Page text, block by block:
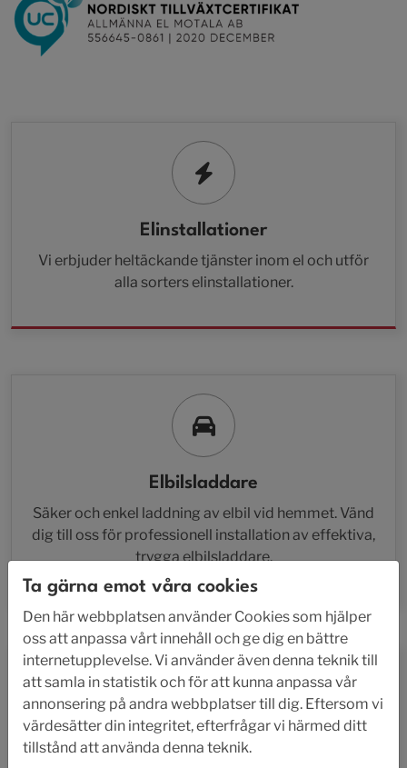
Elinstallationer
Vi erbjuder heltäckande tjänster inom el och utför
alla sorters elinstallationer.
Elbilsladdare
Säker och enkel laddning av elbil vid hemmet. Vänd
dig till oss för professionell installation av effektiva,
trygga elbilsladdare.
Service & Reparation
Ta gärna emot våra cookies
Den här webbplatsen använder Cookies som hjälper
oss att anpassa vårt innehåll och ge dig en bättre
internetupplevelse. Vi använder även denna teknik till
att samla in statistik och för att kunna anpassa vår
annonsering på andra webbplatser till dig. Eftersom vi
värdesätter din integritet, efterfrågar vi härmed ditt
tillstånd att använda denna teknik.